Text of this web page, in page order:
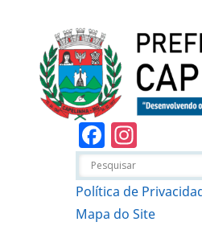
Facebook
Política de
Mapa do Site